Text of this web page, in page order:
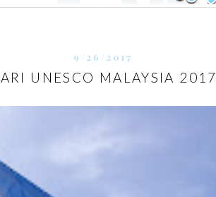
9/26/2017
UNESCO MALAYSIA 2017